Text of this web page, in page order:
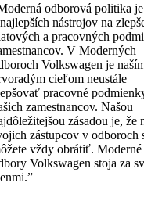
odborová politika
nástrojov na
a pracovných
V Moderných
Volkswagen je
cieľom neustále
pracovné
zamestnancov. Našou
zásadou je, že
zástupcov v odboroch
vždy obrátiť. Moderné
Volkswagen stoja za